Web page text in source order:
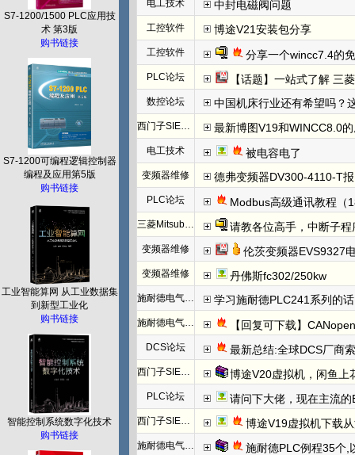
S7-1200/1500 PLC应用技
术 第3版
购书链接
S7-1200可编程逻辑控制器
编程及应用第5版
购书链接
工业智能算网 从工业数据集
到新型工业化
购书链接
智能控制系统数字化技术
购书链接
电工技术 中封电磁阀问题
工控软件 博途V21安装包分享
工控软件 分享一个wincc7.4的
PLC论坛 【话题】一站式了解 三菱FX5U
数控论坛 中国机床行业还有希望吗？
西门子SIEMENS 最新博图V19和WINCC8.0
电工技术 被电容电了
变频器维修 德弗变频器DV300-4110-T报NFF故
PLC论坛 Modbus高级通讯教程（
三菱Mitsubishi 请教各位高手，中断子
变频器维修 伦茨变频器EVS9327
变频器维修 丹佛斯fc302/250kw
施耐德电气PLC 学习施耐德PLC241系列的
施耐德电气PLC 【回复可下载】
DCS论坛 最新总结:全球DCS厂商
西门子SIEMENS 博途V20虚拟机，闲鱼上
PLC论坛 请问下大佬，现在主流的
西门子SIEMENS 博途V19虚拟机下载
施耐德电气PLC 施耐德PLC例程35个,